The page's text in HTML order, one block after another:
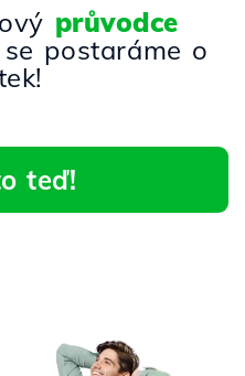
průvodce
postaráme o
teď!